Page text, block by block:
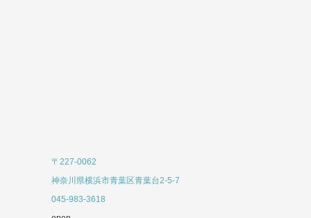
〒227-0062
神奈川県横浜市青葉区青葉台2-5-7
045-983-3618